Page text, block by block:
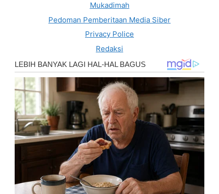
Mukadimah
Pedoman Pemberitaan Media Siber
Privacy Police
Redaksi